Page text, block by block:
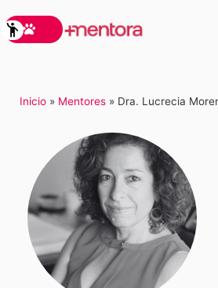
Inicio » Mentores » Dra. Lucrecia